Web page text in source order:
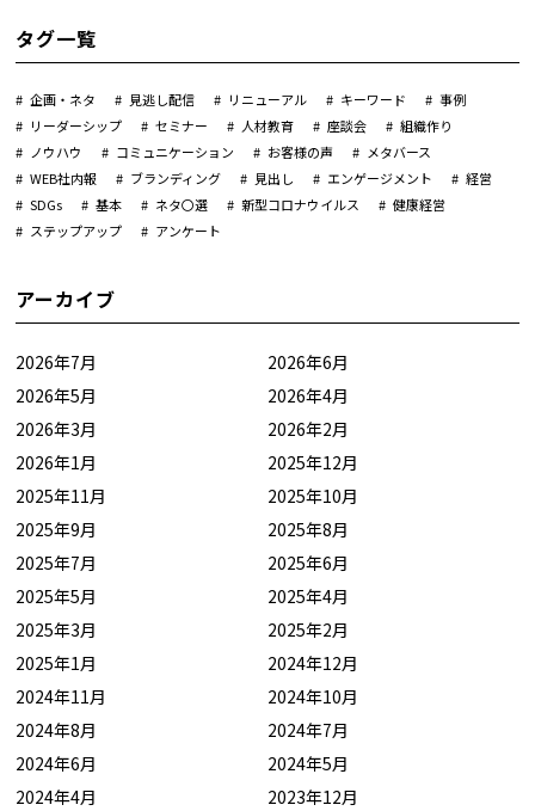
タグ一覧
企画・ネタ 見逃し配信 リニューアル キーワード
事例
リーダーシップ
セミナー 人材教育 座談会
組織作り
ノウハウ
コミュニケーション お客様の声
メタバース
WEB社内報
ブランディング 見出し エンゲージメント
経営
SDGs
基本 ネタ〇選 新型コロナウイルス
健康経営
ステップアップ
アンケート
アーカイブ
2026年7月
2026年6月
2026年5月
2026年4月
2026年3月
2026年2月
2026年1月
2025年12月
2025年11月
2025年10月
2025年9月
2025年8月
2025年7月
2025年6月
2025年5月
2025年4月
2025年3月
2025年2月
2025年1月
2024年12月
2024年11月
2024年10月
2024年8月
2024年7月
2024年6月
2024年5月
2024年4月
2023年12月